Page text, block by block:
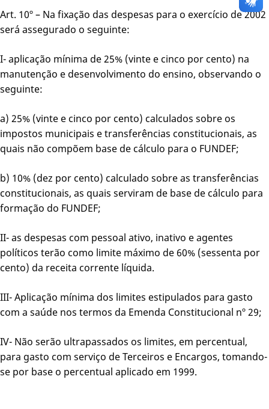
Art. 10º – Na fixação das despesas para o exercício de 2002
será assegurado o seguinte:
I- aplicação mínima de 25% (vinte e cinco por cento) na
manutenção e desenvolvimento do ensino, observando o
seguinte:
a) 25% (vinte e cinco por cento) calculados sobre os
impostos municipais e transferências constitucionais, as
quais não compõem base de cálculo para o FUNDEF;
b) 10% (dez por cento) calculado sobre as transferências
constitucionais, as quais serviram de base de cálculo para
formação do FUNDEF;
II- as despesas com pessoal ativo, inativo e agentes
políticos terão como limite máximo de 60% (sessenta por
cento) da receita corrente líquida.
III- Aplicação mínima dos limites estipulados para gasto
com a saúde nos termos da Emenda Constitucional nº 29;
IV- Não serão ultrapassados os limites, em percentual,
para gasto com serviço de Terceiros e Encargos, tomando-
se por base o percentual aplicado em 1999.